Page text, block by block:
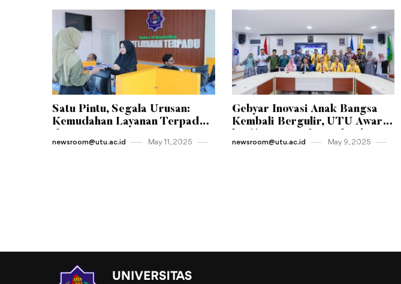
Satu Pintu, Segala Urusan:
Kemudahan Layanan Terpadu
newsroom@utu.ac.id May 11 , 2025
Gebyar Inovasi Anak Bangsa
Kembali Bergulir, UTU Awards
newsroom@utu.ac.id May 9 , 2025